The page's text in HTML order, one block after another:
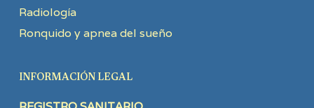
Radiología
Ronquido y apnea del sueño
INFORMACIÓN LEGAL